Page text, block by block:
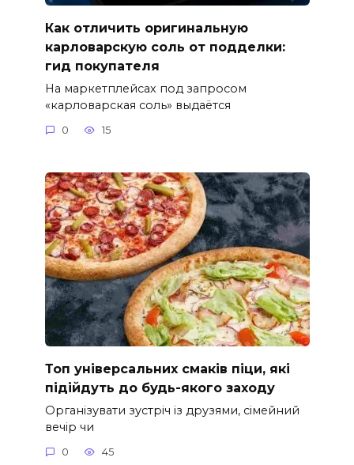
Как отличить оригинальную
карловарскую соль от подделки:
гид покупателя
На маркетплейсах под запросом
«карловарская соль» выдаётся
0 15
Топ універсальних смаків піци, які
підійдуть до будь-якого заходу
Організувати зустріч із друзями, сімейний
вечір чи
0 45